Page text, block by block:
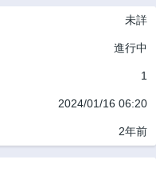
未詳
進行中
1
2024/01/16 06:20
2年前